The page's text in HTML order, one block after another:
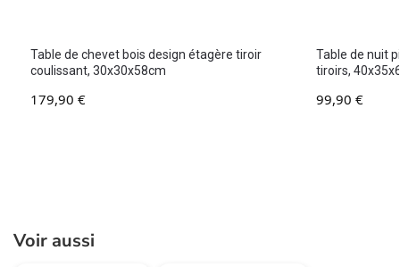
Table de chevet bois design étagère tiroir
coulissant, 30x30x58cm
179,90 €
Table de nuit
tiroirs,
99,90 €
Voir aussi